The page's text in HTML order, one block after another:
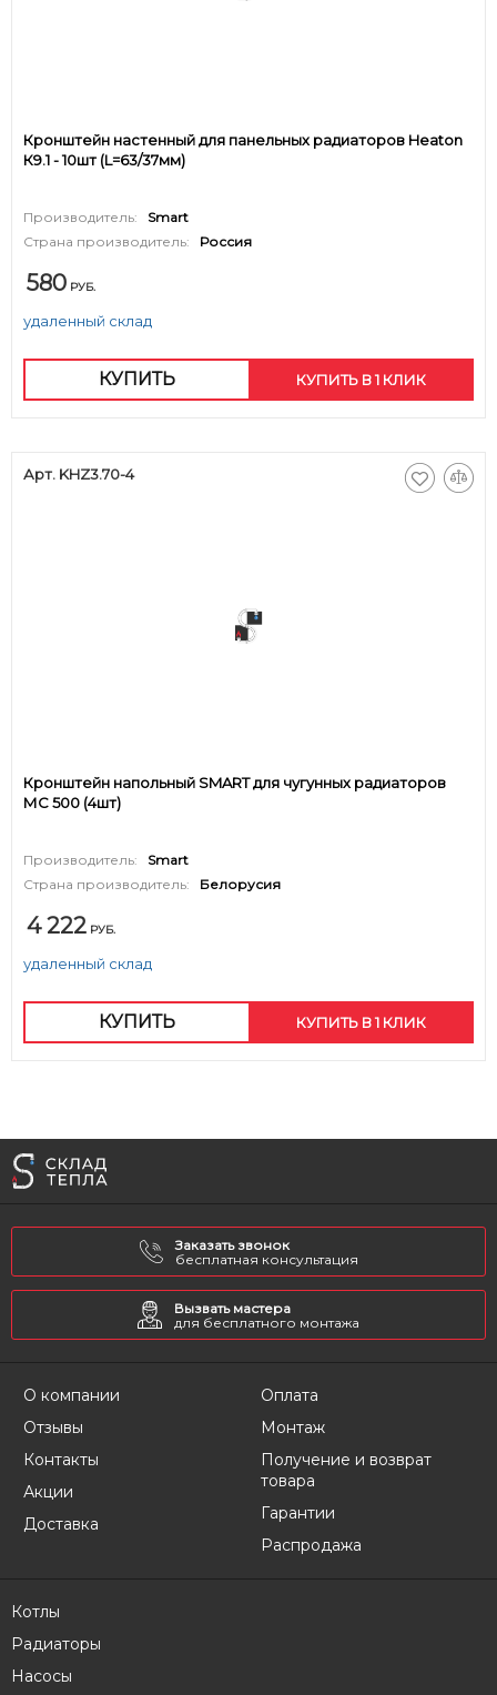
Кронштейн настенный для панельных радиаторов Heaton
К9.1 - 10шт (L=63/37мм)
Производитель:
Smart
Страна производитель:
Россия
580 РУБ.
удаленный склад
КУПИТЬ КУПИТЬ В 1 КЛИК
Арт. KHZ3.70-4
Кронштейн напольный SMART для чугунных радиаторов
МС 500 (4шт)
Производитель:
Smart
Страна производитель:
Белорусия
4 222 РУБ.
удаленный склад
КУПИТЬ КУПИТЬ В 1 КЛИК
Заказать звонок
бесплатная консультация
Вызвать мастера
для бесплатного монтажа
О компании
Отзывы
Контакты
Акции
Доставка
Оплата
Монтаж
Получение и возврат
товара
Гарантии
Распродажа
Котлы
Радиаторы
Насосы